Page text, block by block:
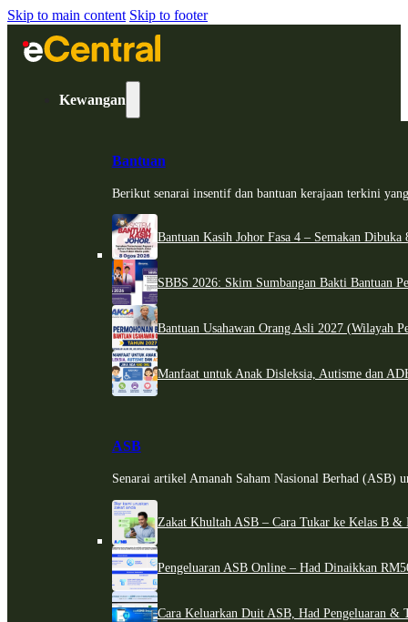
Skip to main content Skip to footer
Kewangan
Bantuan
Berikut senarai insentif dan bantuan kerajaan terkini
Bantuan Kasih Johor Fasa 4 – Semakan
SBBS 2026: Skim Sumbangan Bakti Bantuan
Bantuan Usahawan Orang Asli 2027 (Wilayah
Manfaat untuk Anak Disleksia, Autisme dan
ASB
Senarai artikel Amanah Saham Nasional Berhad (ASB)
Zakat Khultah ASB – Cara Tukar ke Kelas B &
Pengeluaran ASB Online – Had Dinaikkan
Cara Keluarkan Duit ASB, Had Pengeluaran &